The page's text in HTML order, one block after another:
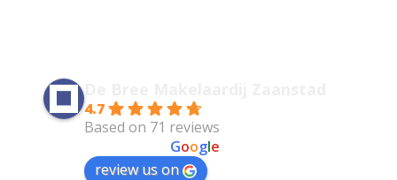
De Bree Makelaardij Zaanstad
4.7
Based on 71 reviews
Google
review us on